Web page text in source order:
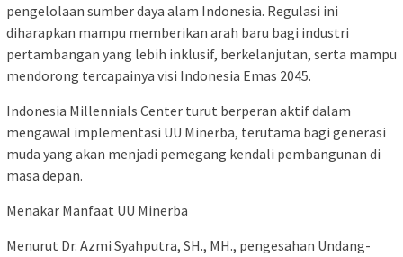
pengelolaan sumber daya alam Indonesia. Regulasi ini
diharapkan mampu memberikan arah baru bagi industri
pertambangan yang lebih inklusif, berkelanjutan, serta mampu
mendorong tercapainya visi Indonesia Emas 2045.
Indonesia Millennials Center turut berperan aktif dalam
mengawal implementasi UU Minerba, terutama bagi generasi
muda yang akan menjadi pemegang kendali pembangunan di
masa depan.
Menakar Manfaat UU Minerba
Menurut Dr. Azmi Syahputra, SH., MH., pengesahan Undang-